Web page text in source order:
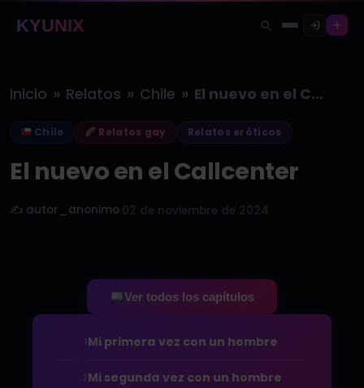
KYUNIX
Inicio » Relatos » Chile » El nuevo en el Callcenter
Chile Relatos gay Relatos eróticos
El nuevo en el Callcenter
✍️ autor_anonimo 02 de noviembre de 2024
Ver todos los capítulos
Mi primera vez con un hombre
Mi segunda vez con un hombre